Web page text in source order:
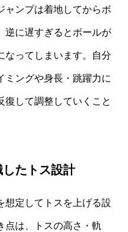
ャンプは着地してからボ
逆に遅すぎるとボールが
なってしまいます。自分
ミングや身長・跳躍力に
復して調整していくこと
たトス設計
想定してトスを上げる設
点は、トスの高さ・軌